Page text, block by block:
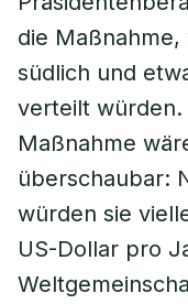
die
südlich und
verteilt würden.
Maßnahme
überschaubar:
würden sie
US-Dollar pro